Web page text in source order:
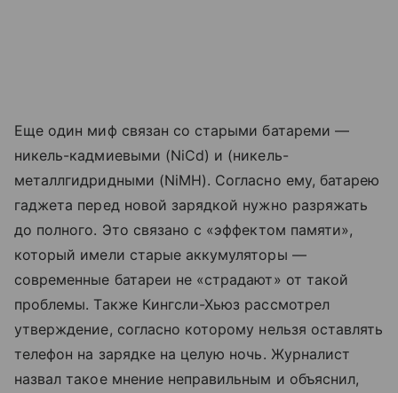
Еще один миф связан со старыми батареми —
никель-кадмиевыми (NiCd) и (никель-
металлгидридными (NiMH). Согласно ему, батарею
гаджета перед новой зарядкой нужно разряжать
до полного. Это связано с «эффектом памяти»,
который имели старые аккумуляторы —
современные батареи не «страдают» от такой
проблемы. Также Кингсли-Хьюз рассмотрел
утверждение, согласно которому нельзя оставлять
телефон на зарядке на целую ночь. Журналист
назвал такое мнение неправильным и объяснил,